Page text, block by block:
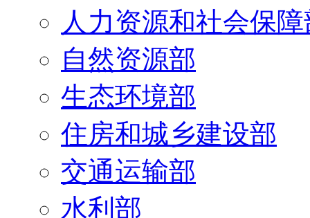
人力资源和社会保
自然资源部
生态环境部
住房和城乡建设部
交通运输部
水利部